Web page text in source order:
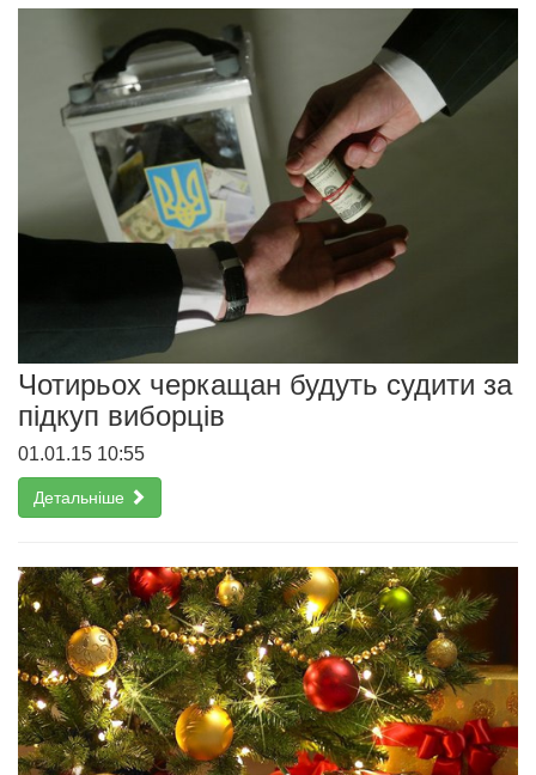
Чотирьох черкащан будуть судити за
підкуп виборців
01.01.15 10:55
Детальніше